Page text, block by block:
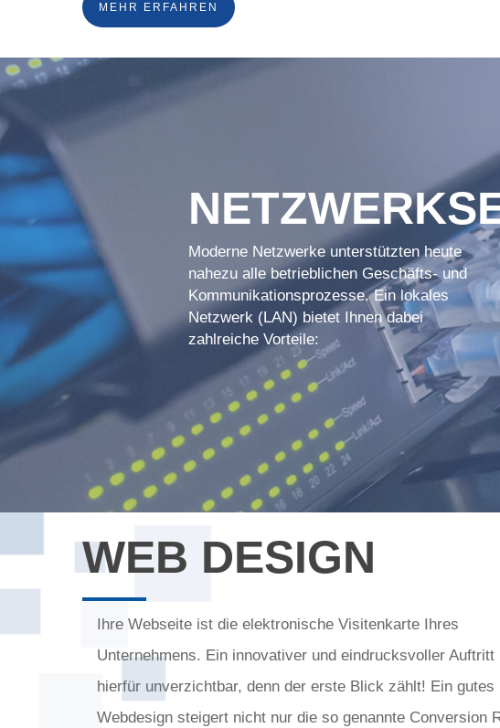
MEHR ERFAHREN
Moderne Netzwerke unterstützten heute
nahezu alle betrieblichen Geschäfts- und
Kommunikationsprozesse. Ein lokales
Netzwerk (LAN) bietet Ihnen dabei
zahlreiche Vorteile:
WEB DESIGN
Ihre Webseite ist die elektronische Visitenkarte Ihres
Unternehmens. Ein innovativer und eindrucksvoller Auftritt
hierfür unverzichtbar, denn der erste Blick zählt! Ein gutes
Webdesign steigert nicht nur die so genannte Conversion